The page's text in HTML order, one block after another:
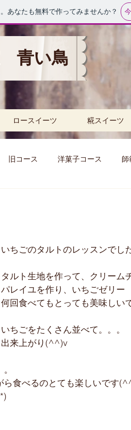
あなたも無料で作ってみませんか？
青い鳥
ロースイーツ 糀スイーツ
旧コース 洋菓子コース 師
いちごのタルトのレッスンでし
タルト生地を作って、クリーム
パレイユを作り、いちごゼリー
何回食べてもとっても美味しい
いちごをたくさん並べて。。。
出来上がり(^^)v
ら食べるのとても楽しいです